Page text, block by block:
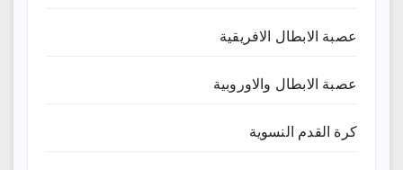
عصبة الابطال الافريقية
عصبة الابطال والاوروبية
كرة القدم النسوية